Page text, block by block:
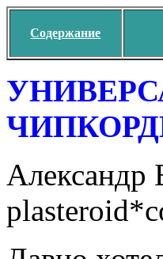
Содержание
Александр